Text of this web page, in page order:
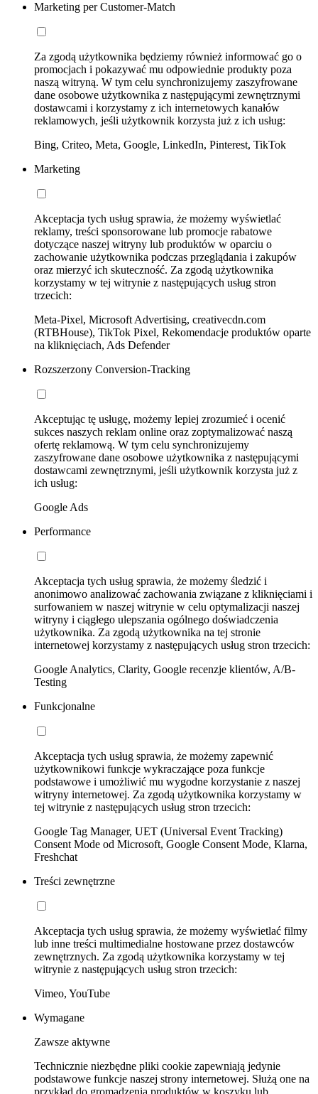
Marketing per Customer-Match
Za zgodą użytkownika będziemy również informować go o
promocjach i pokazywać mu odpowiednie produkty poza
naszą witryną. W tym celu synchronizujemy zaszyfrowane
dane osobowe użytkownika z następującymi zewnętrznymi
dostawcami i korzystamy z ich internetowych kanałów
reklamowych, jeśli użytkownik korzysta już z ich usług:
Bing, Criteo, Meta, Google, LinkedIn, Pinterest, TikTok
Marketing
Akceptacja tych usług sprawia, że możemy wyświetlać
reklamy, treści sponsorowane lub promocje rabatowe
dotyczące naszej witryny lub produktów w oparciu o
zachowanie użytkownika podczas przeglądania i zakupów
oraz mierzyć ich skuteczność. Za zgodą użytkownika
korzystamy w tej witrynie z następujących usług stron
trzecich:
Meta-Pixel, Microsoft Advertising, creativecdn.com
(RTBHouse), TikTok Pixel, Rekomendacje produktów oparte
na kliknięciach, Ads Defender
Rozszerzony Conversion-Tracking
Akceptując tę usługę, możemy lepiej zrozumieć i ocenić
sukces naszych reklam online oraz zoptymalizować naszą
ofertę reklamową. W tym celu synchronizujemy
zaszyfrowane dane osobowe użytkownika z następującymi
dostawcami zewnętrznymi, jeśli użytkownik korzysta już z
ich usług:
Google Ads
Performance
Akceptacja tych usług sprawia, że możemy śledzić i
anonimowo analizować zachowania związane z kliknięciami i
surfowaniem w naszej witrynie w celu optymalizacji naszej
witryny i ciągłego ulepszania ogólnego doświadczenia
użytkownika. Za zgodą użytkownika na tej stronie
internetowej korzystamy z następujących usług stron trzecich:
Google Analytics, Clarity, Google recenzje klientów, A/B-
Testing
Funkcjonalne
Akceptacja tych usług sprawia, że możemy zapewnić
użytkownikowi funkcje wykraczające poza funkcje
podstawowe i umożliwić mu wygodne korzystanie z naszej
witryny internetowej. Za zgodą użytkownika korzystamy w
tej witrynie z następujących usług stron trzecich:
Google Tag Manager, UET (Universal Event Tracking)
Consent Mode od Microsoft, Google Consent Mode, Klarna,
Freshchat
Treści zewnętrzne
Akceptacja tych usług sprawia, że możemy wyświetlać filmy
lub inne treści multimedialne hostowane przez dostawców
zewnętrznych. Za zgodą użytkownika korzystamy w tej
witrynie z następujących usług stron trzecich:
Vimeo, YouTube
Wymagane
Zawsze aktywne
Technicznie niezbędne pliki cookie zapewniają jedynie
podstawowe funkcje naszej strony internetowej. Służą one na